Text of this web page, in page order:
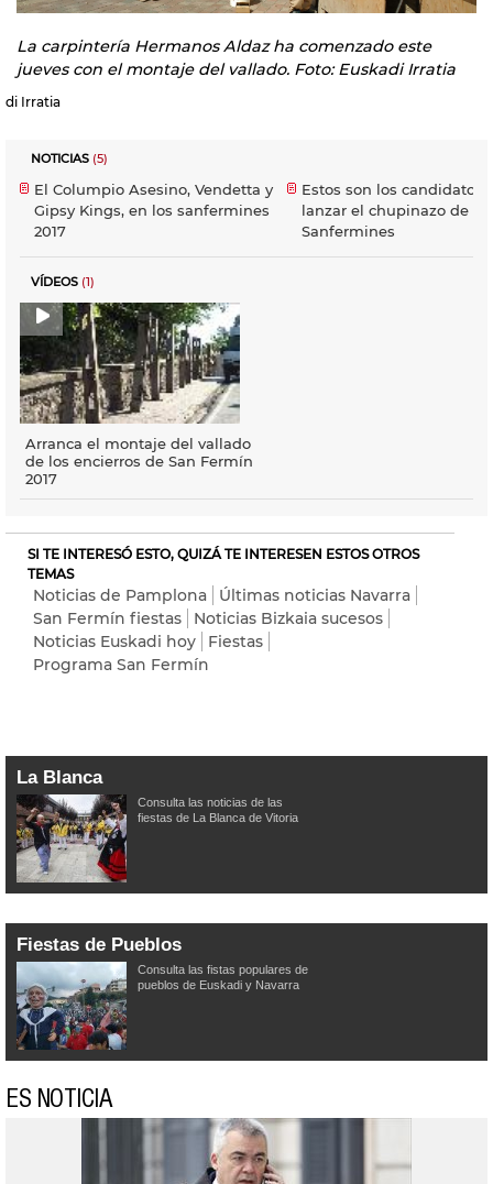
La carpintería Hermanos Aldaz ha comenzado este
jueves con el montaje del vallado. Foto: Euskadi Irratia
di Irratia
NOTICIAS (5)
El Columpio Asesino, Vendetta y
Gipsy Kings, en los sanfermines
2017
Estos son los candidatos
lanzar el chupinazo de
Sanfermines
VÍDEOS (1)
Arranca el montaje del vallado
de los encierros de San Fermín
2017
SI TE INTERESÓ ESTO, QUIZÁ TE INTERESEN ESTOS OTROS
TEMAS
Noticias de Pamplona
Últimas noticias Navarra
San Fermín fiestas
Noticias Bizkaia sucesos
Noticias Euskadi hoy
Fiestas
Programa San Fermín
La Blanca
Consulta las noticias de las
fiestas de La Blanca de Vitoria
Fiestas de Pueblos
Consulta las fistas populares de
pueblos de Euskadi y Navarra
ES NOTICIA